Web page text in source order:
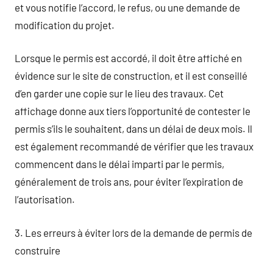
et vous notifie l’accord, le refus, ou une demande de
modification du projet.
Lorsque le permis est accordé, il doit être affiché en
évidence sur le site de construction, et il est conseillé
d’en garder une copie sur le lieu des travaux. Cet
affichage donne aux tiers l’opportunité de contester le
permis s’ils le souhaitent, dans un délai de deux mois. Il
est également recommandé de vérifier que les travaux
commencent dans le délai imparti par le permis,
généralement de trois ans, pour éviter l’expiration de
l’autorisation.
3. Les erreurs à éviter lors de la demande de permis de
construire